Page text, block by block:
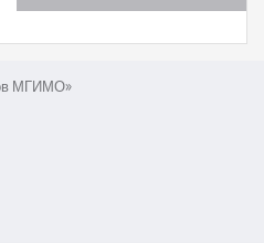
МГИМО»